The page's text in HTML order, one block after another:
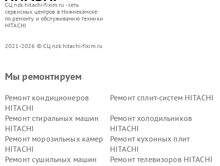
СЦ nzk.hitachi-fixim.ru - сеть
сервисных центров в Нижнекамске
по ремонту и обслуживанию техники
HITACHI
2021-2026 © СЦ nzk.hitachi-fixim.ru
Мы ремонтируем
Ремонт кондиционеров
HITACHI
Ремонт сплит-систем HITACHI
Ремонт стиральных машин
HITACHI
Ремонт холодильников
HITACHI
Ремонт морозильных камер
HITACHI
Ремонт кухонных плит
HITACHI
Ремонт сушильных машин
Ремонт телевизоров HITACHI